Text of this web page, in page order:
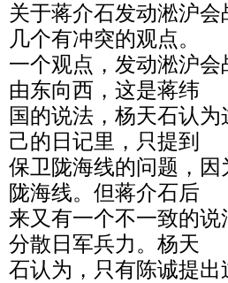
关于蒋介石发动淞沪
几个有冲突的观点。
一个观点，发动淞沪
由东向西，这是蒋纬
国的说法，杨天石认
己的日记里，只提到
保卫陇海线的问题，
陇海线。但蒋介石后
来又有一个不一致的
分散日军兵力。杨天
石认为，只有陈诚提